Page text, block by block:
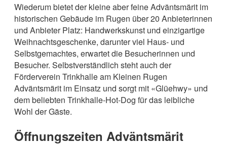
Wiederum bietet der kleine aber feine Adväntsmärit im
historischen Gebäude im Rugen über 20 Anbieterinnen
und Anbieter Platz: Handwerkskunst und einzigartige
Weihnachtsgeschenke, darunter viel Haus- und
Selbstgemachtes, erwartet die Besucherinnen und
Besucher. Selbstverständlich steht auch der
Förderverein Trinkhalle am Kleinen Rugen
Adväntsmärit im Einsatz und sorgt mit «Glüehwy» und
dem beliebten Trinkhalle-Hot-Dog für das leibliche
Wohl der Gäste.
Öffnungszeiten Adväntsmärit